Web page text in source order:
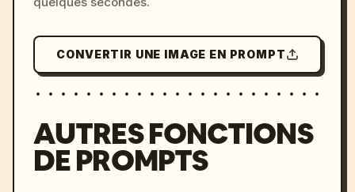
CONVERTIR UNE IMAGE EN PROMPT
AUTRES FONCTIONS
DE PROMPTS